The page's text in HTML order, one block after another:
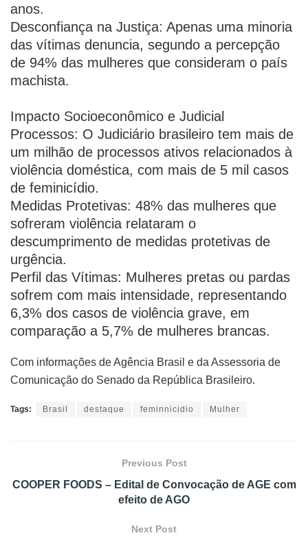
anos.
Desconfiança na Justiça: Apenas uma minoria
das vítimas denuncia, segundo a percepção
de 94% das mulheres que consideram o país
machista.
Impacto Socioeconômico e Judicial
Processos: O Judiciário brasileiro tem mais de
um milhão de processos ativos relacionados à
violência doméstica, com mais de 5 mil casos
de feminicídio.
Medidas Protetivas: 48% das mulheres que
sofreram violência relataram o
descumprimento de medidas protetivas de
urgência.
Perfil das Vítimas: Mulheres pretas ou pardas
sofrem com mais intensidade, representando
6,3% dos casos de violência grave, em
comparação a 5,7% de mulheres brancas.
Com informações de Agência Brasil e da Assessoria de
Comunicação do Senado da República Brasileiro.
Tags: Brasil destaque feminnicidio Mulher
Previous Post
COOPER FOODS – Edital de Convocação de AGE com
efeito de AGO
Next Post